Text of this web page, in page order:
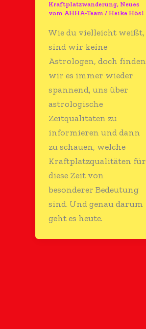
Kraftplatzwanderung, Neues
vom AHHA-Team / Heike Hösl
Wie du vielleicht weißt,
sind wir keine
Astrologen, doch finden
wir es immer wieder
spannend, uns über
astrologische
Zeitqualitäten zu
informieren und dann
zu schauen, welche
Kraftplatzqualitäten für
diese Zeit von
besonderer Bedeutung
sind. Und genau darum
geht es heute.